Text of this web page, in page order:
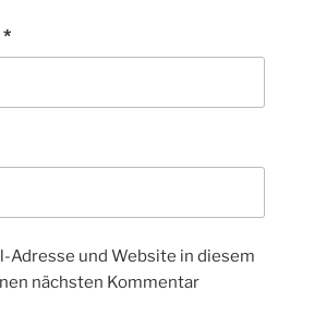
*
Adresse und Website in diesem
nächsten Kommentar